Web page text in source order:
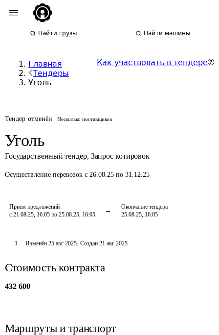
Найти грузы Найти машины
Главная
Тендеры
Уголь
Как участвовать в тендере
Тендер отменён Несколько поставщиков
Уголь
Государственный тендер, Запрос котировок
Осуществление перевозок с 26.08.25 по 31.12.25
Приём предложений
с 21.08.25, 16:05 по 25.08.25, 16:05
Окончание тендера
25.08.25, 16:05
1 Изменён 25 авг 2025. Создан 21 авг 2025
Стоимость контракта
432 600
Маршруты и транспорт